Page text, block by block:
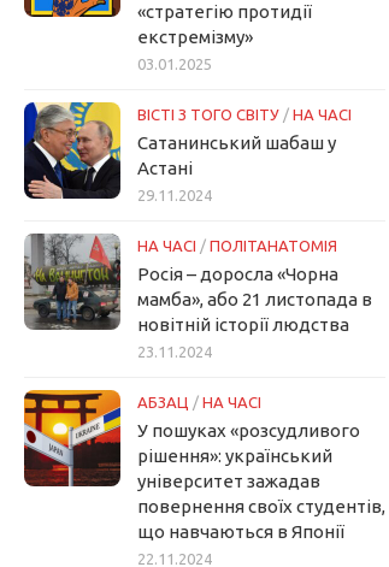
«стратегію протидії
екстремізму»
03.01.2025
ВІСТІ З ТОГО СВІТУ / НА ЧАСІ
Сатанинський шабаш у
Астані
29.11.2024
НА ЧАСІ / ПОЛІТАНАТОМІЯ
Росія – доросла «Чорна
мамба», або 21 листопада в
новітній історії людства
23.11.2024
АБЗАЦ / НА ЧАСІ
У пошуках «розсудливого
рішення»: український
університет зажадав
повернення своїх студентів,
що навчаються в Японії
22.11.2024